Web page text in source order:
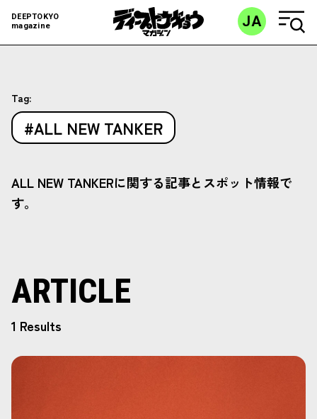
DEEPTOKYO
magazine
JA
Tag:
#ALL NEW TANKER
ALL NEW TANKERに関する記事とスポット情報で
す。
ARTICLE
1 Results